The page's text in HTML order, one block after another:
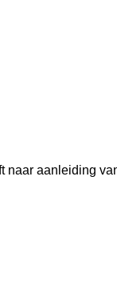
naar aanleiding